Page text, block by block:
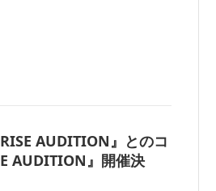
AUDITION』とのコ
AUDITION』開催決